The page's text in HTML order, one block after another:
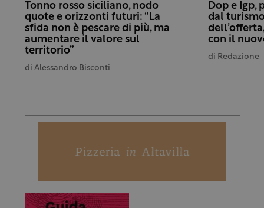
Tonno rosso siciliano, nodo
quote e orizzonti futuri: “La
sfida non è pescare di più, ma
aumentare il valore sul
territorio”
di Alessandro Bisconti
Dop e Igp,
dal
con il
di Redazione